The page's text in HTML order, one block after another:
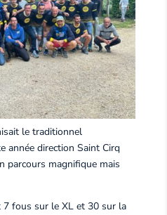
le traditionnel
année direction Saint Cirq
parcours magnifique mais
fous sur le XL et 30 sur la